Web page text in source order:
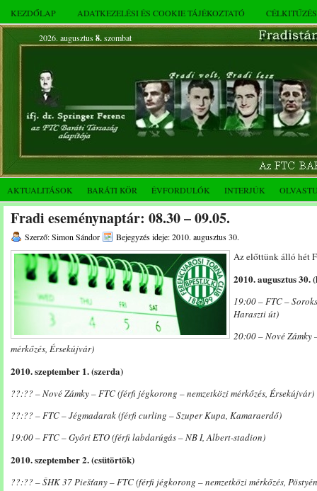
KEZDŐLAP ADATKEZELÉSI ÉS COOKIE TÁJÉKOZTATÓ
2026. augusztus 8.szombat
AKTUALITÁSOK BARÁTI KÖR ÉVFORDULÓK INTERJÚK
Fradi eseménynaptár: 08.30 – 09.05.
Szerző: Simon Sándor Bejegyzés ideje: 2010. augusztus 30.
Az előttünk álló hét
2010. augusztus 30.
19:00 – FTC –
Haraszti út)
20:00 – Nové Zámky
mérkőzés, Érsekújvár)
2010. szeptember 1. (szerda)
??:?? – Nové Zámky – FTC (férfi jégkorong – nemzetközi mérkőzés, Érsekújvár)
??:?? – FTC – Jégmadarak (férfi curling – Szuper Kupa, Kamaraerdő)
19:00 – FTC – Győri ETO (férfi labdarúgás – NB I, Albert-stadion)
2010. szeptember 2. (csütörtök)
??:?? – ŠHK 37 Piešťany – FTC (férfi jégkorong – nemzetközi mérkőzés,